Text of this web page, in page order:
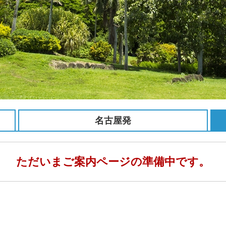
名古屋発
ただいまご案内ページの準備中です。